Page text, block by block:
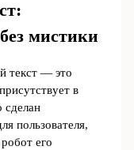
мистики
текст ― это
в
сделан
пользователя,
его